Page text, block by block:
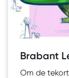
Brabant
Om de